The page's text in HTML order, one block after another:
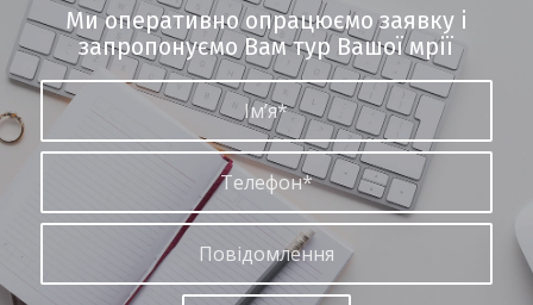
Ми оперативно опрацюємо заявку і
запропонуємо Вам тур Вашої мрії